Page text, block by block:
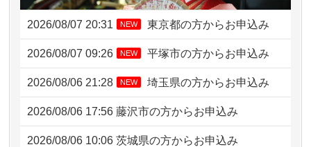
2026/08/07 20:31 NEW 東京都の方からお申込み
2026/08/07 09:26 NEW 平塚市の方からお申込み
2026/08/06 21:28 NEW 埼玉県の方からお申込み
2026/08/06 17:56 藤沢市の方からお申込み
2026/08/06 10:06 茨城県の方からお申込み